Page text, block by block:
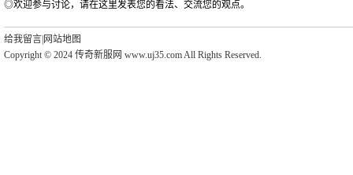
◎欢迎参与讨论，请在这里发表您的看法、交流您的观点。
给我留言 网站地图
Copyright © 2024 传奇新服网 www.uj35.com All Rights Reserved.